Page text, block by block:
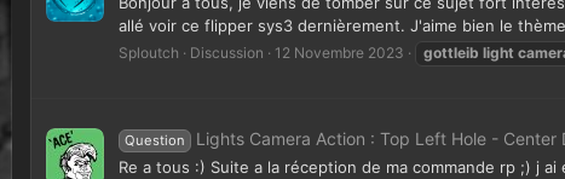
allé voir ce flipper sys3 dernièrement. J'aime bien le
Sploutch Discussion 12 Novembre 2023 gottleib light
Question Lights Camera Action : Top Left Hole -
Re a tous :) Suite a la réception de ma commande rp ;) j